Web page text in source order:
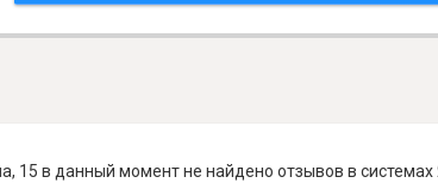
15 в данный момент не найдено отзывов в системах